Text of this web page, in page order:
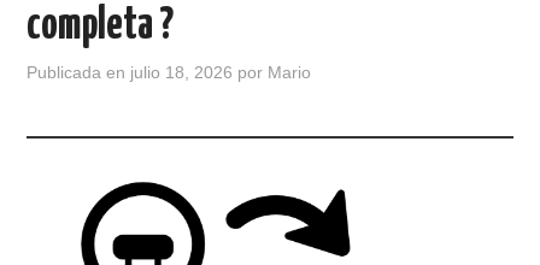
AREDN
HISTORIA DE LA RADIO
completa ?
Publicada en julio 18, 2026 por Mario